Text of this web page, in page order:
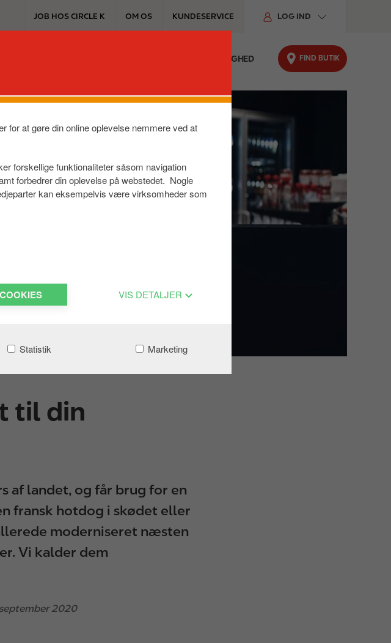
for at gøre din online oplevelse nemmere ved at
forskellige funktionaliteter såsom navigation
forbedrer din oplevelse på webstedet. Nogle
kan eksempelvis være virksomheder som
VIS DETALJER
Statistik Marketing
u
JOB HOS CIRCLE K OM OS KUNDESERVICE LOG IND
BÆREDYGTIGHED FIND BUTIK
til din
af landet, og får brug for en
fransk hotdog i skødet eller
moderniseret næsten
Vi kalder dem
2020